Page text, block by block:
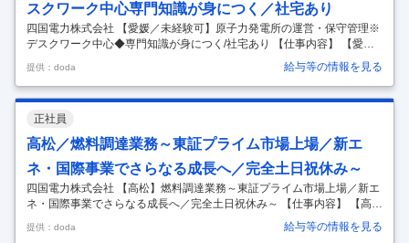
スクワーク中心専門知識が身につく／社宅あり
四国電力株式会社 【愛媛／未経験可】原子力発電所の運営・保守管理※
デスクワーク中心◆専門知識が身につく/社宅あり 【仕事内容】 【愛媛
／未経験可】原子力発電所の運営・保守管理※デスクワーク中心◆専門
知識が身につく/社宅あり 【具体的な仕事内容】 ～未経験OK／四国の重
要電源である発電所で専門知識・スキルが身につく／各種手当や研修な
どが充実しており、安定して働き続けることができる環境～ ■業務内
容： ◇発電所の運転、電気・機械設備の保守・点検 ◇原子燃料、炉心管
理の業務 ◇安全対策工事や各種保全工事の計画 ◇放射線管理等の業務な
ど ※基本的にはデスクワークが中心の業務になります。 【変更の範囲：
…
提供：doda 給与等の情報を見る
正社員
高松／燃料調達業務～東証プライム市場上場／新エ
ネ・国際事業でさらなる成長へ／完全土日祝休み～
四国電力株式会社 【高松】燃料調達業務～東証プライム市場上場／新エ
ネ・国際事業でさらなる成長へ／完全土日祝休み～ 【仕事内容】 【高
松】燃料調達業務～東証プライム市場上場／新エネ・国際事業でさらな
る成長へ／完全土日祝休み～ 【具体的な仕事内容】 ■業務内容： 同社に
提供：doda 給与等の情報を見る